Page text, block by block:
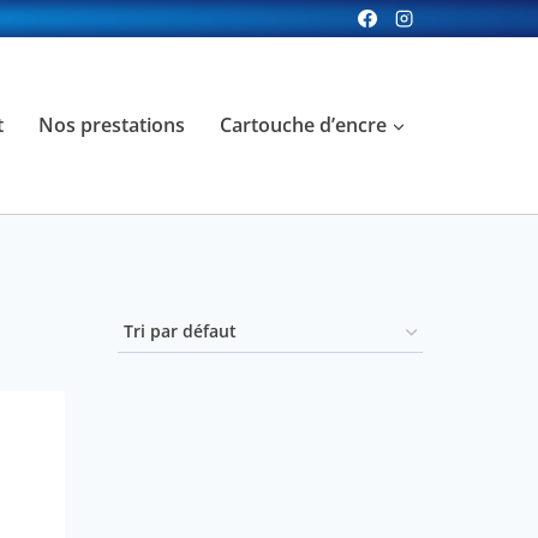
Nos prestations Cartouche d’encre